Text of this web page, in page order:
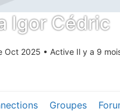
Igor Cédric
Oct 2025 • Active Il y a 9
Groupes